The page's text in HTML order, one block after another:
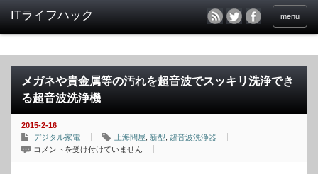
menu
メガネや貴金属等の汚れを超音波でスッキリ洗浄でき
る超音波洗浄機
2015-2-16
デジタル家電
上海問屋 新型 超音波洗浄器
メ
コメントを受け付けていません